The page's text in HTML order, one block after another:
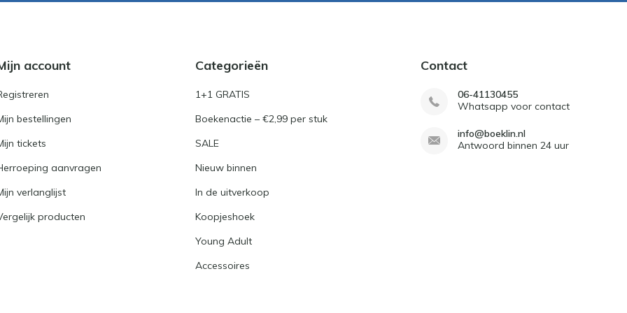
account
bestellingen
tickets
aanvragen
verlanglijst
producten
Categorieën
1+1 GRATIS
Boekenactie – €2,99 per stuk
SALE
Nieuw binnen
In de uitverkoop
Koopjeshoek
Young Adult
Accessoires
Contact
06-41130455
Whatsapp voor contact
info@boeklin.nl
Antwoord binnen 24 uur